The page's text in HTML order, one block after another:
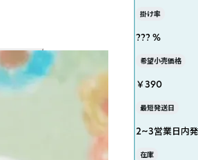
掛け率
??? %
希望小売価格
￥390
最短発送日
2~3営業日内
在庫